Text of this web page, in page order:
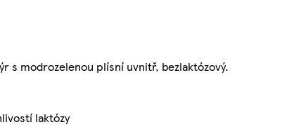
s modrozelenou plísní uvnitř, bezlaktózový.
laktózy